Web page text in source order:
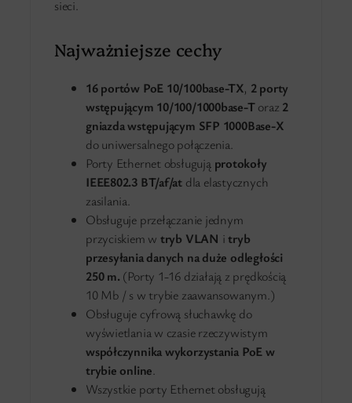
sieci.
Najważniejsze cechy
16 portów PoE 10/100base-TX, 2 porty
wstępującym 10/100/1000base-Toraz 2
gniazda wstępującym SFP 1000Base-X
do uniwersalnego połączenia.
Porty Ethernet obsługują protokoły
IEEE802.3 BT/af/at dla elastycznych
zasilania.
Obsługuje przełączanie jednym
przyciskiem w tryb VLAN itryb
przesyłania danych na duże odległości
250 m. (Porty 1-16 działają z prędkością
10 Mb / s w trybie zaawansowanym.)
Obsługuje cyfrową słuchawkę do
wyświetlania w czasie rzeczywistym
współczynnika wykorzystania PoE w
trybie online.
Wszystkie porty Ethernet obsługują